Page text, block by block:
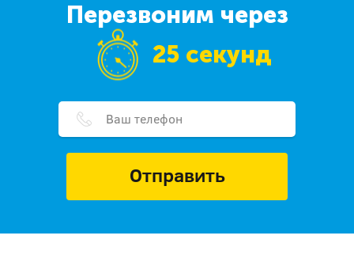
Перезвоним через
25 секунд
Отправить